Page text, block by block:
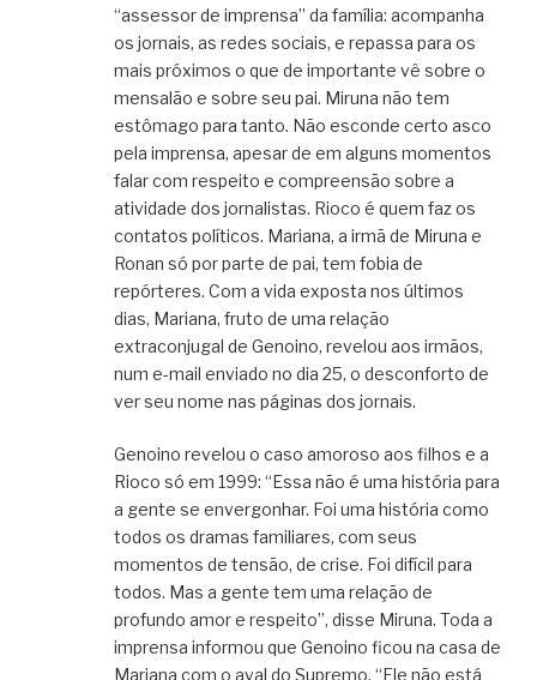
“assessor de imprensa” da família: acompanha
os jornais, as redes sociais, e repassa para os
mais próximos o que de importante vê sobre o
mensalão e sobre seu pai. Miruna não tem
estômago para tanto. Não esconde certo asco
pela imprensa, apesar de em alguns momentos
falar com respeito e compreensão sobre a
atividade dos jornalistas. Rioco é quem faz os
contatos políticos. Mariana, a irmã de Miruna e
Ronan só por parte de pai, tem fobia de
repórteres. Com a vida exposta nos últimos
dias, Mariana, fruto de uma relação
extraconjugal de Genoino, revelou aos irmãos,
num e-mail enviado no dia 25, o desconforto de
ver seu nome nas páginas dos jornais.
Genoino revelou o caso amoroso aos filhos e a
Rioco só em 1999: “Essa não é uma história para
a gente se envergonhar. Foi uma história como
todos os dramas familiares, com seus
momentos de tensão, de crise. Foi difícil para
todos. Mas a gente tem uma relação de
profundo amor e respeito”, disse Miruna. Toda a
imprensa informou que Genoino ficou na casa de
Mariana com o aval do Supremo. “Ele não está